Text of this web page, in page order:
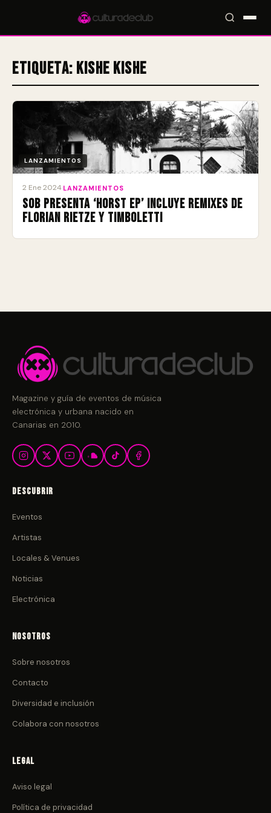
Accesos rápidos:🎪 Eventos🎤 Artistas📍 Locales📰 Magazine
Etiqueta: Kishe Kishe
LANZAMIENTOS
2 Ene 2024 LANZAMIENTOS
Sob presenta ‘Horst EP’ incluye Remixes de
Florian Rietze y Timboletti
Magazine y guía de eventos de música
electrónica y urbana nacido en
Canarias en 2010.
Descubrir
Eventos
Artistas
Locales & Venues
Noticias
Electrónica
Nosotros
Sobre nosotros
Contacto
Diversidad e inclusión
Colabora con nosotros
Legal
Aviso legal
Política de privacidad